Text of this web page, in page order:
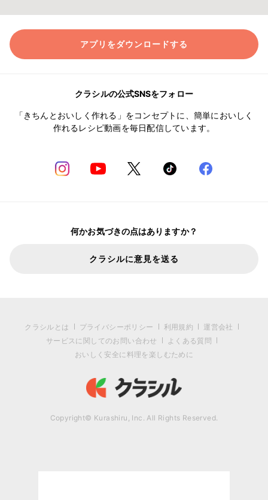
アプリをダウンロードする
クラシルの公式SNSをフォロー
「きちんとおいしく作れる」をコンセプトに、簡単においしく
作れるレシピ動画を毎日配信しています。
何かお気づきの点はありますか？
クラシルに意見を送る
クラシルとは プライバシーポリシー 利用規約
運営会社
サービスに関してのお問い合わせ
よくある質問
おいしく安全に料理を楽しむために
Copyright© Kurashiru, Inc. All Rights Reserved.